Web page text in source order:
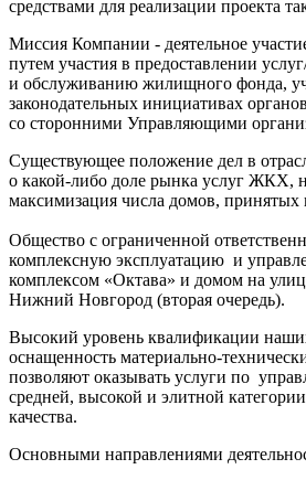
средствами для реализации проекта
Миссия Компании - деятельное
путем участия в предоставлении
и обслуживанию жилищного фонда,
законодательных инициативах
со сторонними Управляющими
Существующее положение дел в
о какой-либо доле рынка услуг ЖКХ,
максимизация числа домов, принятых
Общество с ограниченной
комплексную эксплуатацию и
комплексом «Октава» и домом на
Нижний Новгород (вторая очередь).
Высокий уровень квалификации
оснащенность материально-
позволяют оказывать услуги по
средней, высокой и элитной
качества.
Основными направлениями